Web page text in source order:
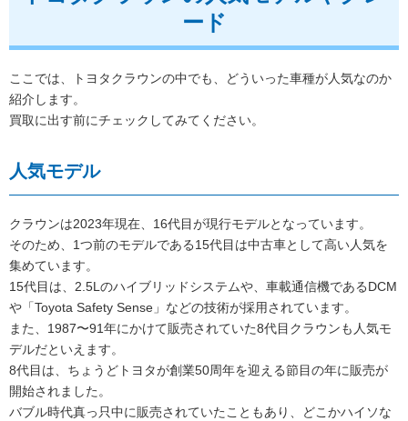
ード
ここでは、トヨタクラウンの中でも、どういった車種が人気なのか
紹介します。
買取に出す前にチェックしてみてください。
人気モデル
クラウンは2023年現在、16代目が現行モデルとなっています。
そのため、1つ前のモデルである15代目は中古車として高い人気を
集めています。
15代目は、2.5Lのハイブリッドシステムや、車載通信機であるDCM
や「Toyota Safety Sense」などの技術が採用されています。
また、1987〜91年にかけて販売されていた8代目クラウンも人気モ
デルだといえます。
8代目は、ちょうどトヨタが創業50周年を迎える節目の年に販売が
開始されました。
バブル時代真っ只中に販売されていたこともあり、どこかハイソな